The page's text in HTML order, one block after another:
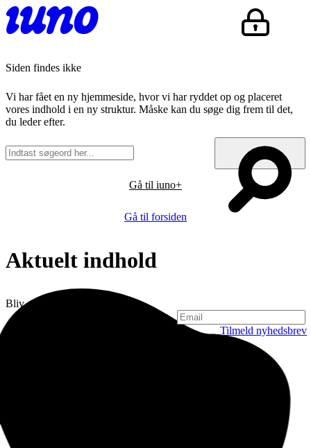
Siden findes ikke
Vi har fået en ny hjemmeside, hvor vi har ryddet op og placeret
vores indhold i en ny struktur. Måske kan du søge dig frem til det,
du leder efter.
Gå til iuno+
Gå til forsiden
Aktuelt indhold
Bliv opdateret
Tilmeld nyhedsbrev